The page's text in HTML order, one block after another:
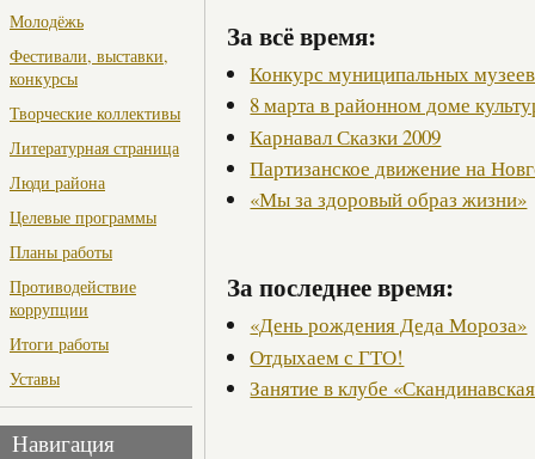
Молодёжь
Фестивали, выставки,
конкурсы
Творческие коллективы
Литературная страница
Люди района
Целевые программы
Планы работы
Противодействие
коррупции
Итоги работы
Уставы
Навигация
За всё время:
Конкурс муниципальных музеев
8 марта в районном доме
Карнавал Сказки 2009
Партизанское движение на
«Мы за здоровый образ жизни»
За последнее время:
«День рождения Деда Мороза»
Отдыхаем с ГТО!
Занятие в клубе